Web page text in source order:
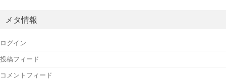
イメタ情報
ログイン
投稿フィード
コメントフィード